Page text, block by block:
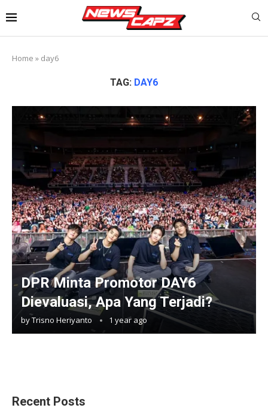
Home » day6
TAG: DAY6
DPR Minta Promotor DAY6
Dievaluasi, Apa Yang Terjadi?
byTrisno Heriyanto 1 year ago
Recent Posts